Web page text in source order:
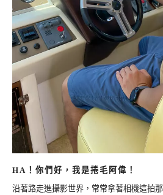
HA！你們好，我是捲毛阿偉！
沿著路走進攝影世界，常常拿著相機這拍